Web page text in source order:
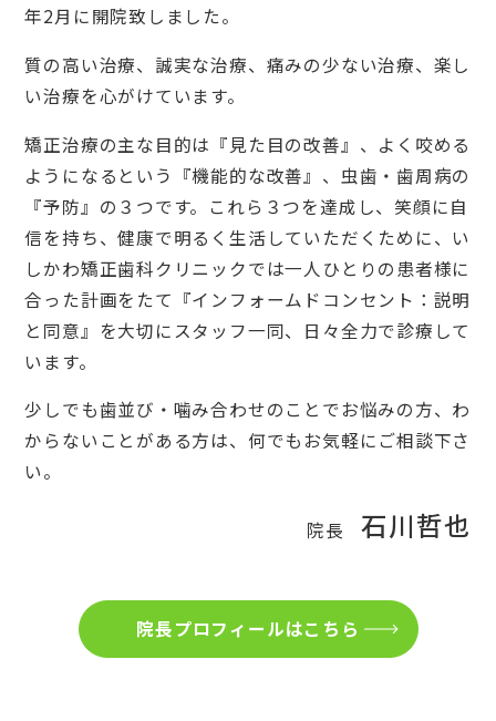
年2月に開院致しました。
質の高い治療、誠実な治療、痛みの少ない治療、楽し
い治療を心がけています。
矯正治療の主な目的は『見た目の改善』、よく咬める
ようになるという『機能的な改善』、虫歯・歯周病の
『予防』の３つです。これら３つを達成し、笑顔に自
信を持ち、健康で明るく生活していただくために、い
しかわ矯正歯科クリニックでは一人ひとりの患者様に
合った計画をたて『インフォームドコンセント：説明
と同意』を大切にスタッフ一同、日々全力で診療して
います。
少しでも歯並び・噛み合わせのことでお悩みの方、わ
からないことがある方は、何でもお気軽にご相談下さ
い。
院長 石川哲也
院長プロフィールはこちら